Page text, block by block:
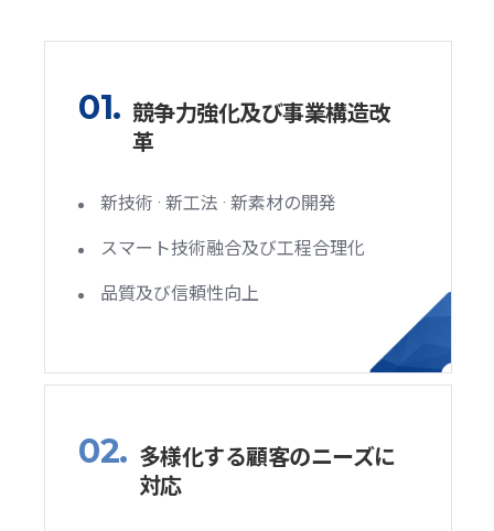
01. 競争力強化及び事業構造改
革
新技術 · 新工法 · 新素材の開発
スマート技術融合及び工程合理化
品質及び信頼性向上
02. 多様化する顧客のニーズに
対応